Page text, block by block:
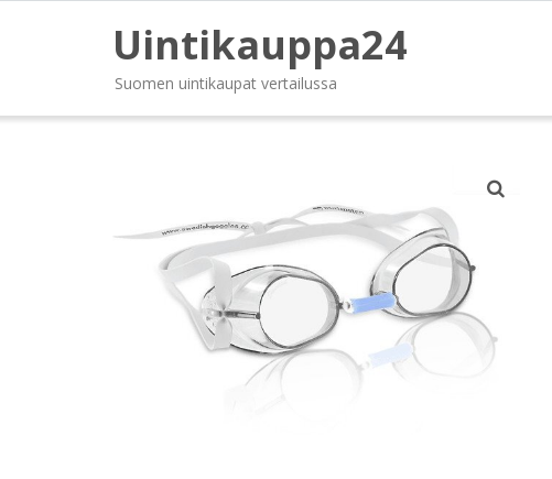
Uintikauppa24
Suomen uintikaupat vertailussa